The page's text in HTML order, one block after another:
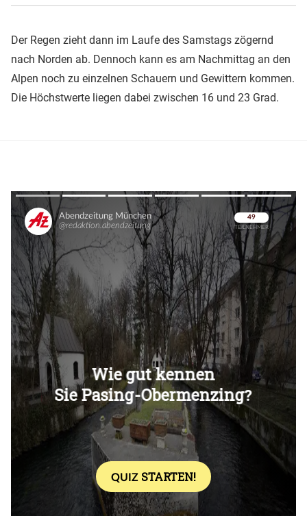
Der Regen zieht dann im Laufe des Samstags zögernd
nach Norden ab. Dennoch kann es am Nachmittag an den
Alpen noch zu einzelnen Schauern und Gewittern kommen.
Die Höchstwerte liegen dabei zwischen 16 und 23 Grad.
Überspringen
Überspringen